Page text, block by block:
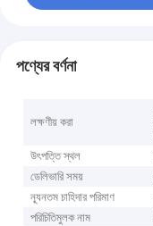
পণ্যের বর্ণনা
লক্ষণীয় করা
উৎপত্তি স্থল
ডেলিভারি সময়
ন্যূনতম চাহিদার পরিমাণ
পরিচিতিমুলক নাম